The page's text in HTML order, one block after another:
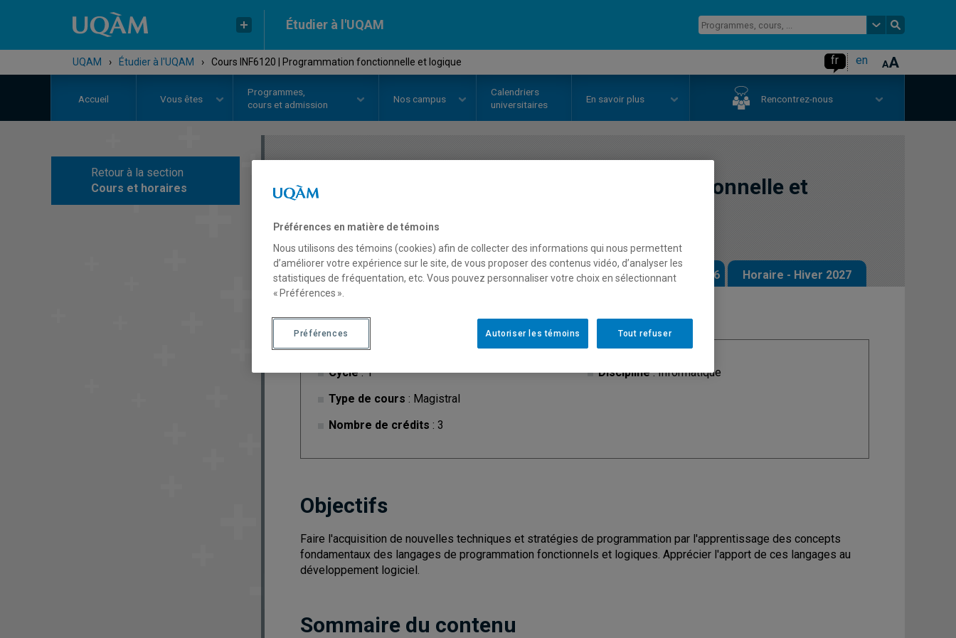
Étudier à l'UQAM
UQAM › Étudier à l'UQAM › Cours INF6120 | Programmation fonctionnelle et logique fr en
Accueil Vous êtes
Programmes,
cours et admission
Nos campus
Calendriers
universitaires
En savoir plus Rencontrez-nous
Retour à la section
Cours et horaires
COURS
Programmation fonctionnelle et
logique
Description Horaire - Été 2026 Horaire - Automne 2026 Horaire - Hiver 2027
Cycle: 1
Type de cours : Magistral
Nombre de crédits : 3
Discipline: Informatique
Objectifs
Faire l'acquisition de nouvelles techniques et stratégies de programmation par l'apprentissage des concepts
fondamentaux des langages de programmation fonctionnels et logiques. Apprécier l'apport de ces langages au
développement logiciel.
Sommaire du contenu
Préférences en matière de témoins
Nous utilisons des témoins (cookies) afin de collecter des informations qui nous permettent
d’améliorer votre expérience sur le site, de vous proposer des contenus vidéo, d’analyser les
statistiques de fréquentation, etc. Vous pouvez personnaliser votre choix en sélectionnant
« Préférences ».
Tout refuser
Autoriser les témoins
Préférences